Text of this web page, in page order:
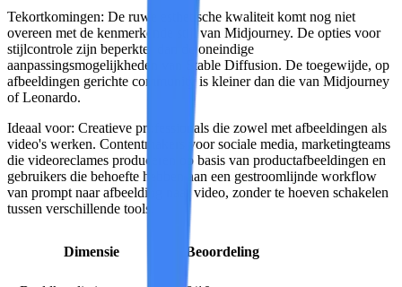
Tekortkomingen: De ruwe esthetische kwaliteit komt nog niet
overeen met de kenmerkende stijl van Midjourney. De opties voor
stijlcontrole zijn beperkter dan de oneindige
aanpassingsmogelijkheden van Stable Diffusion. De toegewijde, op
afbeeldingen gerichte community is kleiner dan die van Midjourney
of Leonardo.
Ideaal voor: Creatieve professionals die zowel met afbeeldingen als
video's werken. Contentmakers voor sociale media, marketingteams
die videoreclames produceren op basis van productafbeeldingen en
gebruikers die behoefte hebben aan een gestroomlijnde workflow
van prompt naar afbeelding naar video, zonder te hoeven schakelen
tussen verschillende tools.
Dimensie Beoordeling